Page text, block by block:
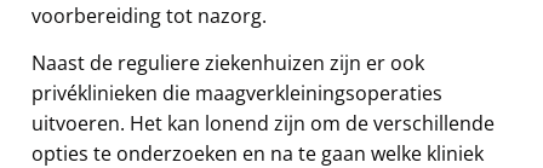
voorbereiding tot nazorg.
Naast de reguliere ziekenhuizen zijn er ook
privéklinieken die maagverkleiningsoperaties
uitvoeren. Het kan lonend zijn om de verschillende
opties te onderzoeken en na te gaan welke kliniek